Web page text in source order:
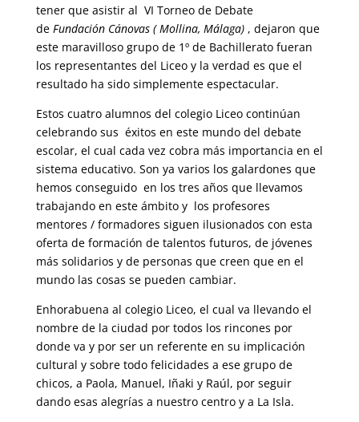
tener que asistir al VI Torneo de Debate
de Fundación Cánovas ( Mollina, Málaga), dejaron que
este maravilloso grupo de 1º de Bachillerato fueran
los representantes del Liceo y la verdad es que el
resultado ha sido simplemente espectacular.
Estos cuatro alumnos del colegio Liceo continúan
celebrando sus éxitos en este mundo del debate
escolar, el cual cada vez cobra más importancia en el
sistema educativo. Son ya varios los galardones que
hemos conseguido en los tres años que llevamos
trabajando en este ámbito y los profesores
mentores / formadores siguen ilusionados con esta
oferta de formación de talentos futuros, de jóvenes
más solidarios y de personas que creen que en el
mundo las cosas se pueden cambiar.
Enhorabuena al colegio Liceo, el cual va llevando el
nombre de la ciudad por todos los rincones por
donde va y por ser un referente en su implicación
cultural y sobre todo felicidades a ese grupo de
chicos, a Paola, Manuel, Iñaki y Raúl, por seguir
dando esas alegrías a nuestro centro y a La Isla.